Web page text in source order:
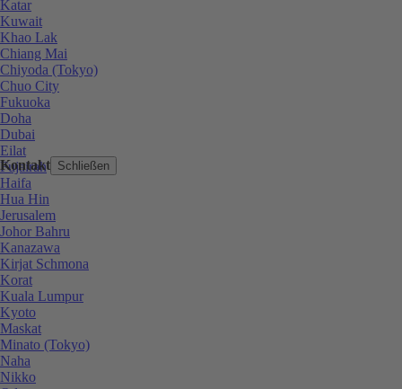
Kontakt Schließen
Katar
Kuwait
Khao Lak
Chiang Mai
Chiyoda (Tokyo)
Chuo City
Fukuoka
Doha
Dubai
Eilat
Fujairah
Haifa
Hua Hin
Jerusalem
Johor Bahru
Kanazawa
Kirjat Schmona
Korat
Kuala Lumpur
Kyoto
Maskat
Minato (Tokyo)
Naha
Nikko